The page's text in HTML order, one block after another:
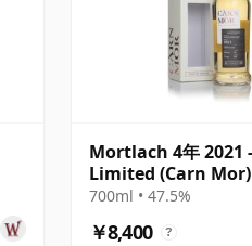
Mortlach 4年 2021
Limited (Carn Mor)
700ml • 47.5%
￥8,400 ?